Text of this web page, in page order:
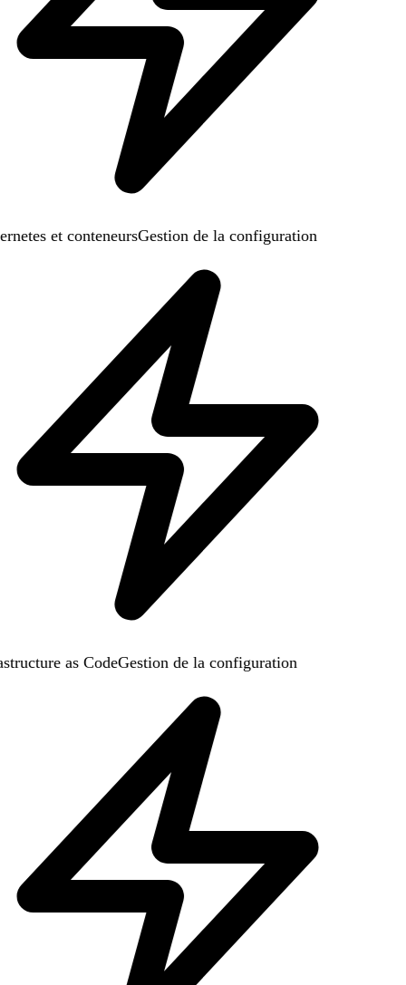
et conteneursGestion de la configuration
as CodeGestion de la configuration